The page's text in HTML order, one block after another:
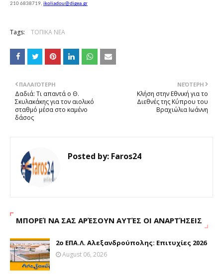
210 6838719, ikoliadou@digea.gr
Tags: ΤΟΠΙΚΑ ΝΕΑ
ΝΕΌΤΕΡΗ
Κλήση στην Εθνική για το
Διεθνές της Κύπρου του
Βραχιώλια Ιωάννη
ΠΑΛΑΙΌΤΕΡΗ
Δαδιά: Τι απαντά ο Θ.
Σκυλακάκης για τον αιολικό
σταθμό μέσα στο καμένο
δάσος
Posted by: Faros24
ΜΠΟΡΕΊ ΝΑ ΣΑΣ ΑΡΈΣΟΥΝ ΑΥΤΈΣ ΟΙ ΑΝΑΡΤΉΣΕΙΣ
2ο ΕΠΑ.Λ. Αλεξανδρούπολης: Επιτυχίες 2026
August 06, 2026